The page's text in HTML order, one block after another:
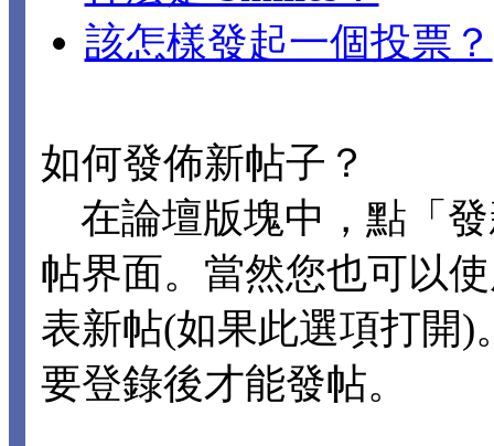
該怎樣發起一個投票？
如何發佈新帖子？
在論壇版塊中，點「
帖界面。當然您也可以
表新帖(如果此選項打開
要登錄後才能發帖。